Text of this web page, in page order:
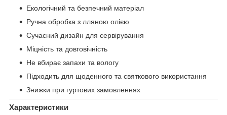
Екологічний та безпечний матеріал
Ручна обробка з лляною олією
Сучасний дизайн для сервірування
Міцність та довговічність
Не вбирає запахи та вологу
Підходить для щоденного та святкового використання
Знижки при гуртових замовленнях
Характеристики